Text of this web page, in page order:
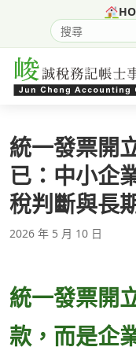
搜尋網站內容
統一發票開
已：中小企
稅判斷與長
2026 年 5 月 10 日
統一發票開
款，而是企